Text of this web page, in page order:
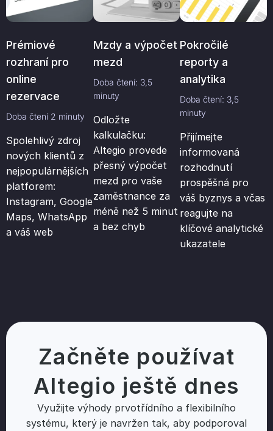
Prémiové
rozhraní pro
online
rezervace
Doba čtení 2 minuty
Spolehlivý zdroj
nových klientů z
nejpopulárnějších
platforem:
Instagram, Google
Maps, WhatsApp
a váš web
Mzdy a výpočet
mezd
Doba čtení: 3,5
minuty
Odložte
kalkulačku:
Altegio provede
přesný výpočet
mezd pro vaše
zaměstnance za
méně než 5 minut
a bez chyb
Pokročilé
reporty a
analytika
Doba čtení: 3,5
minuty
Přijímejte
informovaná
rozhodnutí
prospěšná pro
váš byznys a včas
reagujte na
klíčové analytické
ukazatele
Začněte používat
Altegio ještě dnes
Využijte výhody prvotřídního a flexibilního
systému, který je navržen tak, aby podporoval